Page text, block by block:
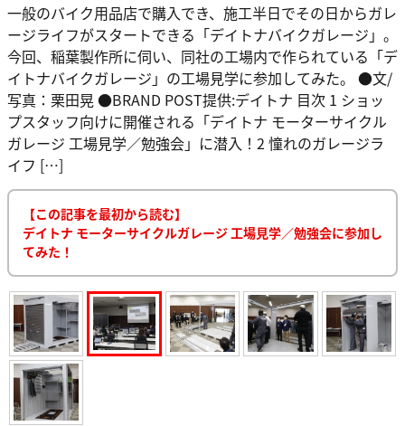
一般のバイク用品店で購入でき、施工半日でその日からガレ
ージライフがスタートできる「デイトナバイクガレージ」。
今回、稲葉製作所に伺い、同社の工場内で作られている「デ
イトナバイクガレージ」の工場見学に参加してみた。 ●文/
写真：栗田晃 ●BRAND POST提供:デイトナ 目次 1 ショッ
プスタッフ向けに開催される「デイトナ モーターサイクル
ガレージ 工場見学／勉強会」に潜入！2 憧れのガレージラ
イフ […]
【この記事を最初から読む】
デイトナ モーターサイクルガレージ 工場見学／勉強会に参加し
てみた！